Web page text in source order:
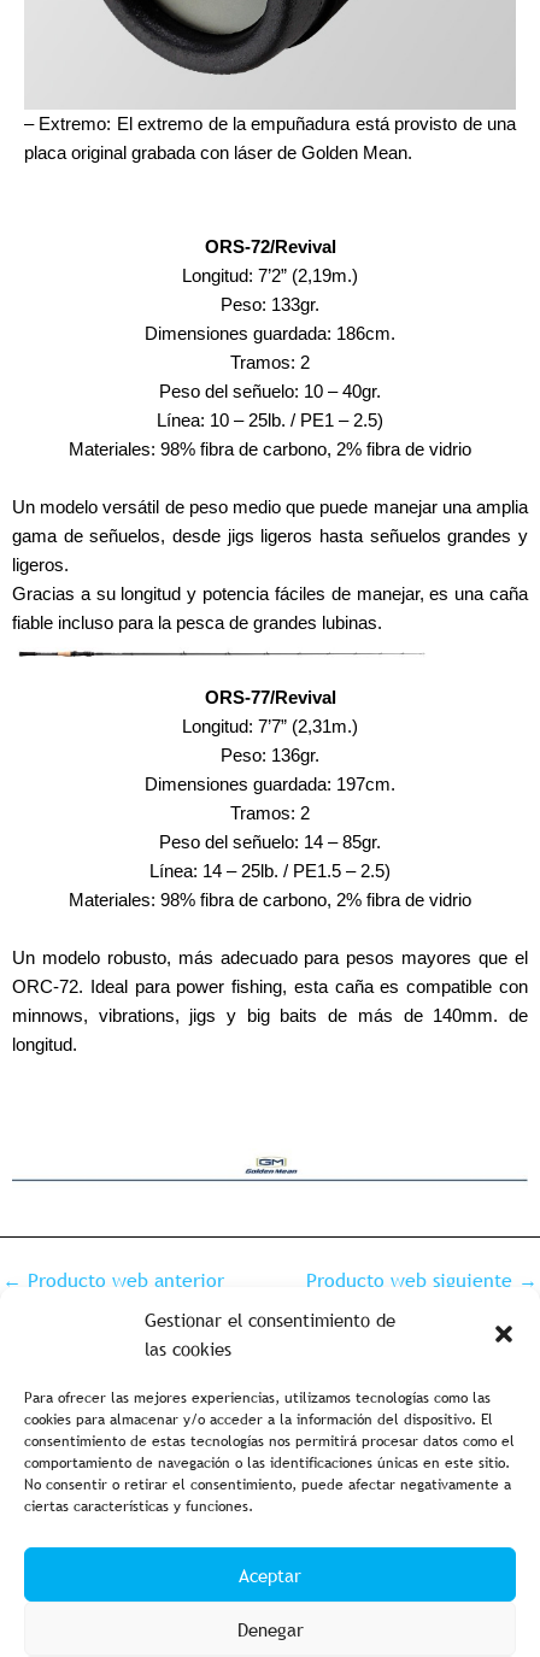
Gestionar el consentimiento de
las cookies
Para ofrecer las mejores experiencias, utilizamos tecnologías como las
cookies para almacenar y/o acceder a la información del dispositivo. El
consentimiento de estas tecnologías nos permitirá procesar datos como el
comportamiento de navegación o las identificaciones únicas en este sitio.
No consentir o retirar el consentimiento, puede afectar negativamente a
ciertas características y funciones.
Aceptar
Denegar
– Extremo: El extremo de la empuñadura está provisto de una
placa original grabada con láser de Golden Mean.
ORS-72/Revival
Longitud: 7’2” (2,19m.)
Peso: 133gr.
Dimensiones guardada: 186cm.
Tramos: 2
Peso del señuelo: 10 – 40gr.
Línea: 10 – 25lb. / PE1 – 2.5)
Materiales: 98% fibra de carbono, 2% fibra de vidrio
Un modelo versátil de peso medio que puede manejar una amplia
gama de señuelos, desde jigs ligeros hasta señuelos grandes y
ligeros.
Gracias a su longitud y potencia fáciles de manejar, es una caña
fiable incluso para la pesca de grandes lubinas.
ORS-77/Revival
Longitud: 7’7” (2,31m.)
Peso: 136gr.
Dimensiones guardada: 197cm.
Tramos: 2
Peso del señuelo: 14 – 85gr.
Línea: 14 – 25lb. / PE1.5 – 2.5)
Materiales: 98% fibra de carbono, 2% fibra de vidrio
Un modelo robusto, más adecuado para pesos mayores que el
ORC-72. Ideal para power fishing, esta caña es compatible con
minnows, vibrations, jigs y big baits de más de 140mm. de
longitud.
← Producto web anterior Producto web siguiente →
Aviso legal y política de privacidad Política de cookies
Condiciones de compra Accesibilidad